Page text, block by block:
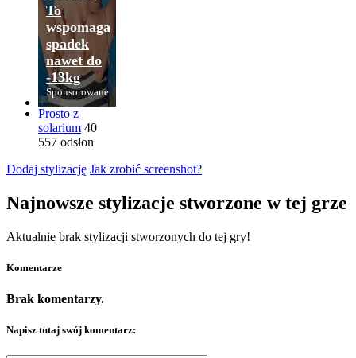
To
wspomaga
spadek
nawet do
-13kg
Sponsorowane
Prosto z
solarium 40
557 odsłon
Dodaj stylizację Jak zrobić screenshot?
Najnowsze stylizacje stworzone w tej grze
Aktualnie brak stylizacji stworzonych do tej gry!
Komentarze
Brak komentarzy.
Napisz tutaj swój komentarz: